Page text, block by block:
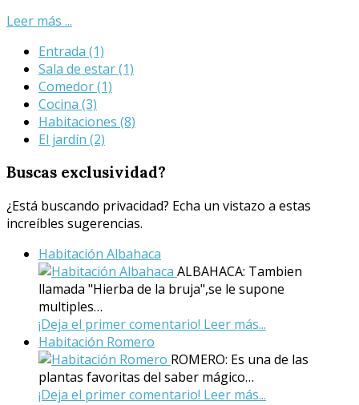
Leer más ...
Entrada (1)
Sala de estar(1)
Comedor(1)
Cocina (3)
Habitaciones (8)
El jardín (2)
Buscas exclusividad?
¿Está buscando privacidad? Echa un vistazo a estas
increíbles sugerencias.
Habitación Albahaca
ALBAHACA: Tambien
llamada "Hierba de la bruja",se le supone
multiples…
¡Deja el primer comentario! Leer más...
Habitación Romero
ROMERO: Es una de las
plantas favoritas del saber mágico…
¡Deja el primer comentario! Leer más...